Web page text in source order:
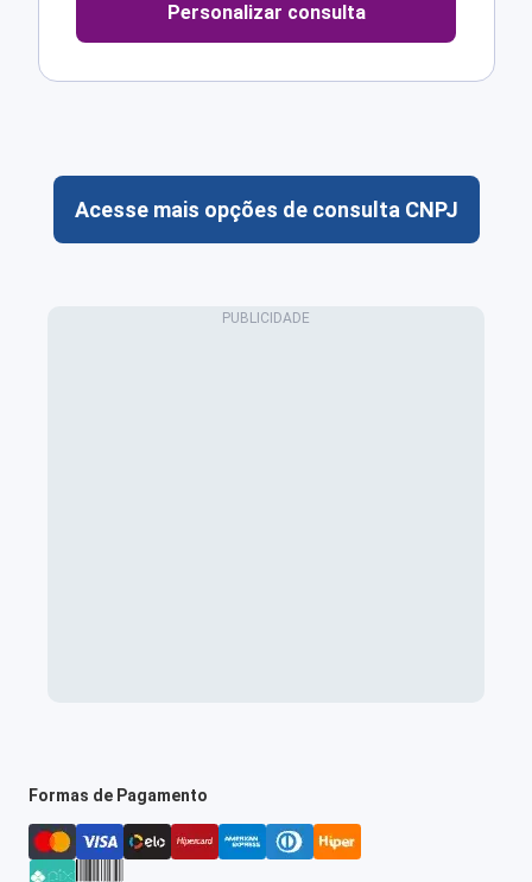
Personalizar consulta
Acesse mais opções de consulta CNPJ
Formas de Pagamento